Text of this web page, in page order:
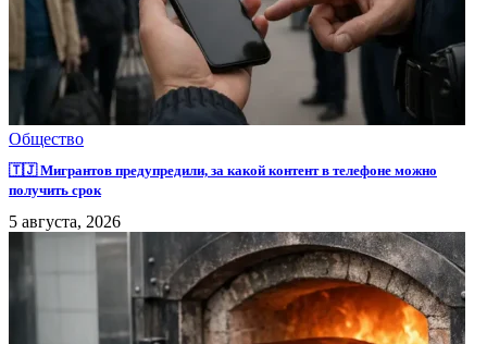
Общество
🇹🇯 Мигрантов предупредили, за какой контент в телефоне можно
получить срок
5 августа, 2026